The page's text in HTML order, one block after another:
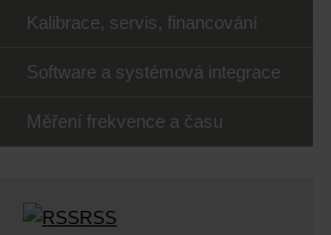
Kalibrace, servis, financování
Software a systémová integrace
Měření frekvence a času
RSS